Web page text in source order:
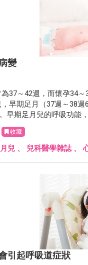
變
37～42週，而懷孕34
早期足月（37週～38
早期足月兒的呼吸功能
收藏
兒 、 兒科醫學雜誌、
引起呼吸道症狀